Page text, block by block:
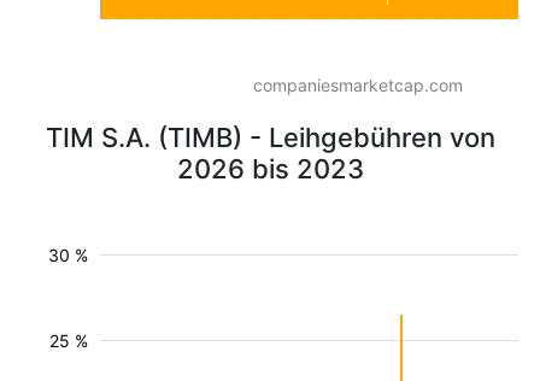
companiesmarketcap.com
TIM S.A. (TIMB) - Leihgebühren von
2026 bis 2023
25 %
30 %